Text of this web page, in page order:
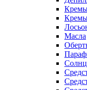
Масла